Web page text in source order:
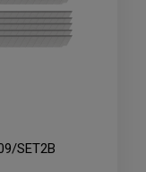
SET2B